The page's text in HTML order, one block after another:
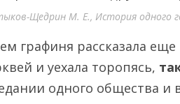
Щедрин М. Е., История одного
графиня рассказала
и уехала торопясь,
одного общества и